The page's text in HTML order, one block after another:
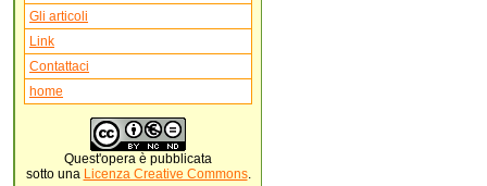
Gli articoli
Link
Contattaci
home
Quest'opera è pubblicata
sotto una Licenza Creative Commons.